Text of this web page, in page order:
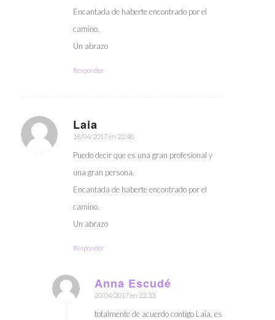
Encantada de haberte encontrado por el
camino.
Un abrazo
Responder
Laia
Dice:
18/04/2017 en 22:48
Puedo decir que es una gran profesional y
una gran persona.
Encantada de haberte encontrado por el
camino.
Un abrazo
Responder
Anna Escudé
Dice:
20/04/2017 en 22:33
totalmente de acuerdo contigo Laia, es